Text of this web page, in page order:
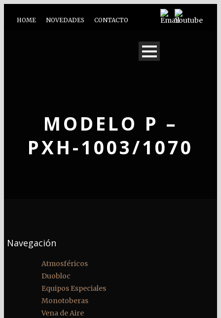
HOME NOVEDADES CONTACTO
MODELO P –
PXH-1003/1070
Navegación
Atmosféricos
Duobloc
Equipos Especiales
Monotoberas
Vena de Aire